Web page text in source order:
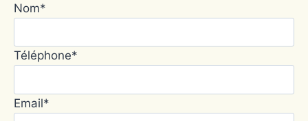
Nom*
Téléphone*
Email*